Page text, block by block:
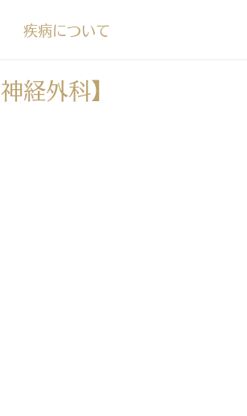
疾病について
経外科】